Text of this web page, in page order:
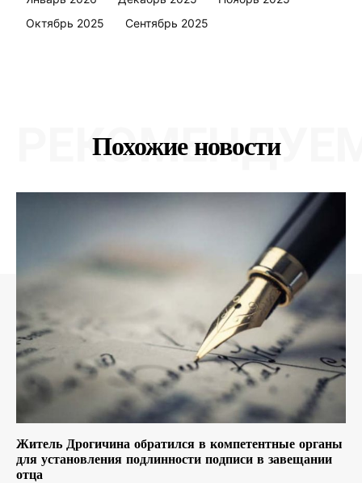
Октябрь 2025
Сентябрь 2025
Похожие новости
Житель Дрогичина обратился в компетентные органы
для установления подлинности подписи в завещании
отца